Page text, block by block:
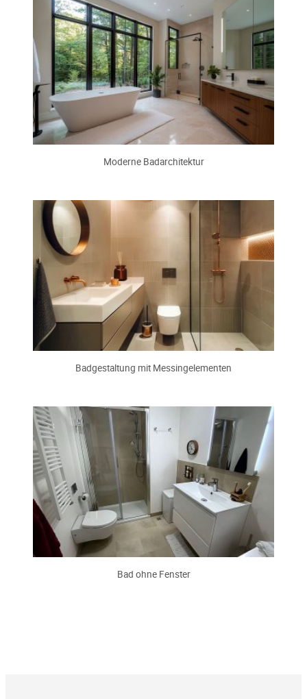
Moderne Badarchitektur
Badgestaltung mit Messingelementen
Bad ohne Fenster